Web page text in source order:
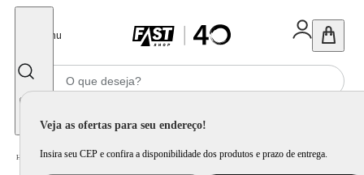
Menu
Veja as ofertas para seu endereço!
Insira seu CEP e confira a disponibilidade dos produtos e prazo de entrega.
Home Móveis e Decoração / Móveis para Sala de Jantar / Aparador, Buffet e Cristaleira